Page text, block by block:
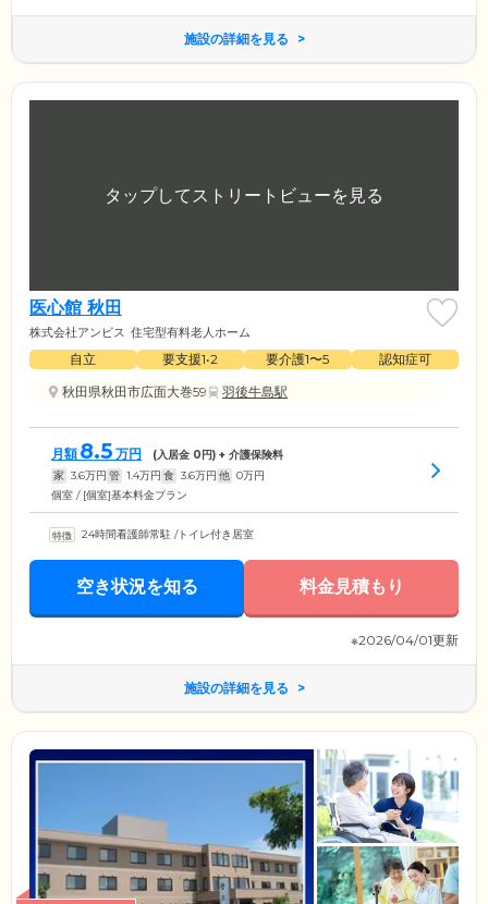
施設の詳細を見る
医心館 秋田
株式会社アンビス 住宅型有料老人ホーム
自立 要支援1•2 要介護1〜5
認知症可
秋田県秋田市広面大巻59
羽後牛島駅
月額 8.5 万円 (入居金 0円) + 介護保険料
家 3.6万円 管 1.4万円 食 3.6万円 他 0万円
個室 / [個室]基本料金プラン
24時間看護師常駐 /トイレ付き居室
空き状況を知る 料金見積もり
※2026/04/01更新
施設の詳細を見る